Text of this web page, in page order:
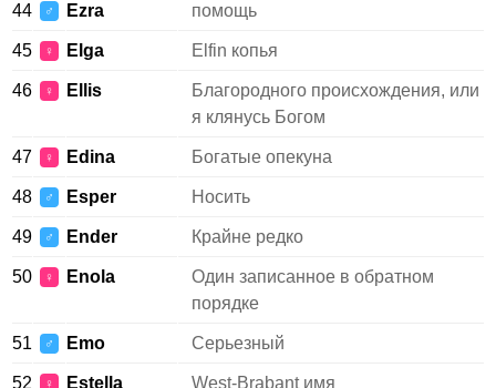
44 ♂ Ezra помощь
45 ♀ Elga Elfin копья
46 ♀ Ellis
Благородного происхождения, или
я клянусь Богом
47 ♀ Edina Богатые опекуна
48 ♂ Esper Носить
49 ♂ Ender Крайне редко
50 ♀ Enola
Один записанное в обратном
порядке
51 ♂ Emo Серьезный
52 ♀ Estella West-Brabant имя